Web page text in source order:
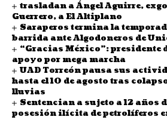
trasladan a Ángel Aguirre,
Guerrero, a El Altiplano
Saraperos termina la
barrida ante Algodoneros de
“Gracias México”: presidente
apoyo por mega marcha
UAD Torreón pausa sus
hasta el 10 de agosto tras
lluvias
Sentencian a sujeto a 12 años
posesión ilícita de petrolíferos